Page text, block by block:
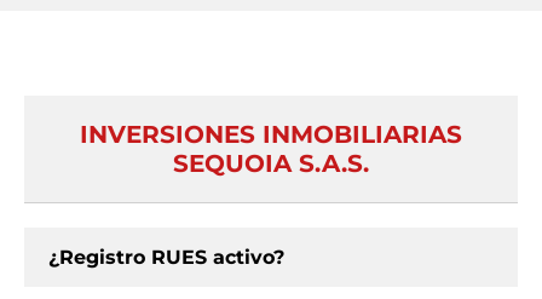
INVERSIONES INMOBILIARIAS
SEQUOIA S.A.S.
¿Registro RUES activo?